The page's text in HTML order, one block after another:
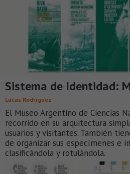
Sistema de Identidad:
Lucas Rodríguez
El Museo Argentino de Ciencias
recorrido en su arquitectura
usuarios y visitantes. También
de organizar sus especímenes e
clasificándola y rotulándola.